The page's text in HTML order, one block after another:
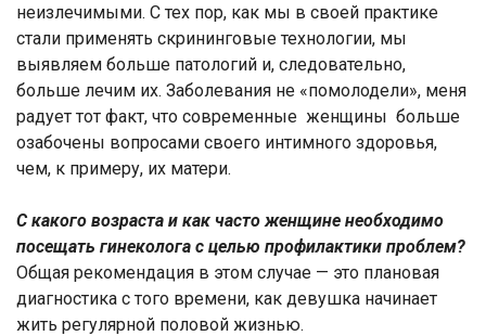
неизлечимыми. С тех пор, как мы в своей практике
стали применять скрининговые технологии, мы
выявляем больше патологий и, следовательно,
больше лечим их. Заболевания не «помолодели», меня
радует тот факт, что современные женщины больше
озабочены вопросами своего интимного здоровья,
чем, к примеру, их матери.
С какого возраста и как часто женщине необходимо
посещать гинеколога с целью профилактики проблем?
Общая рекомендация в этом случае — это плановая
диагностика с того времени, как девушка начинает
жить регулярной половой жизнью.